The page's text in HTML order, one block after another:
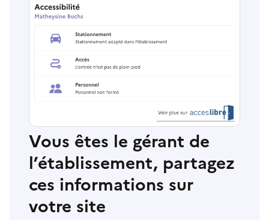
Vous êtes le gérant de
l’établissement, partagez
ces informations sur
votre site